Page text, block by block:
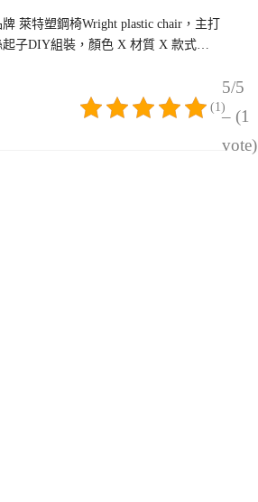
萊特塑鋼椅Wright plastic chair，主打
起子DIY組裝，顏色 X 材質 X 款式…
5/5
– (1
vote)
(1)